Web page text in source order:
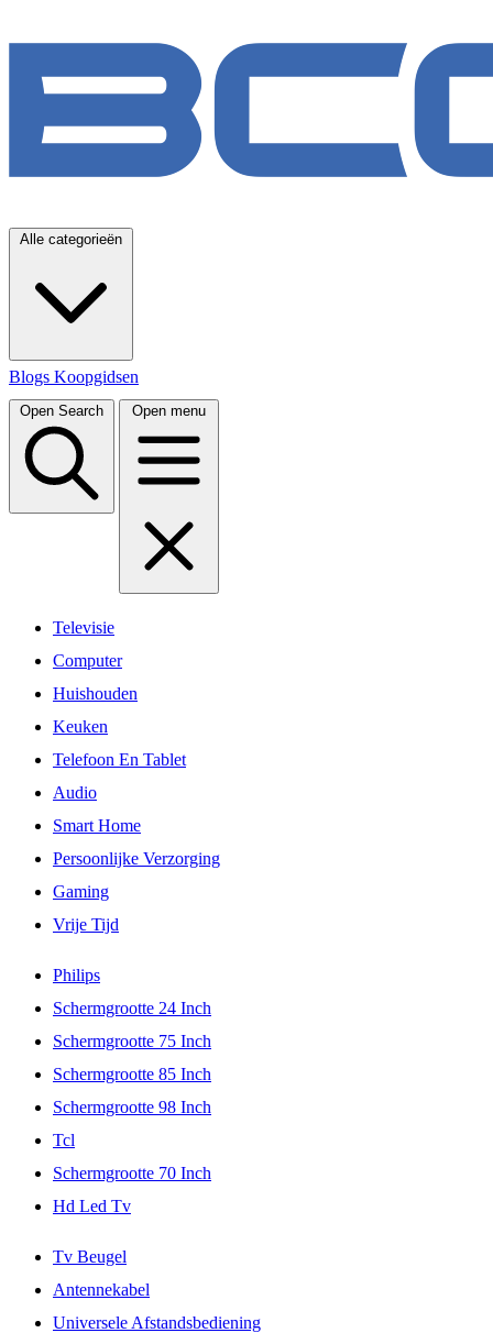
Alle categorieën
Blogs Koopgidsen
Open Search Open menu
Televisie
Computer
Huishouden
Keuken
Telefoon En Tablet
Audio
Smart Home
Persoonlijke Verzorging
Gaming
Vrije Tijd
Philips
Schermgrootte 24 Inch
Schermgrootte 75 Inch
Schermgrootte 85 Inch
Schermgrootte 98 Inch
Tcl
Schermgrootte 70 Inch
Hd Led Tv
Tv Beugel
Antennekabel
Universele Afstandsbediening